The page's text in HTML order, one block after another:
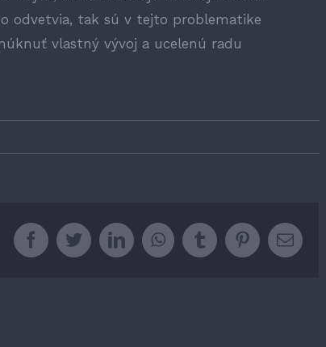
odvetvia, tak sú v tejto problematike
vlastný vývoj a ucelenú radu
facebooktwitterlinkedinwhatsapptumblr pinterestEmail